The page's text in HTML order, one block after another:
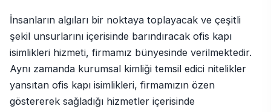
İnsanların algıları bir noktaya toplayacak ve çeşitli
şekil unsurlarını içerisinde barındıracak ofis kapı
isimlikleri hizmeti, firmamız bünyesinde verilmektedir.
Aynı zamanda kurumsal kimliği temsil edici nitelikler
yansıtan ofis kapı isimlikleri, firmamızın özen
göstererek sağladığı hizmetler içerisinde